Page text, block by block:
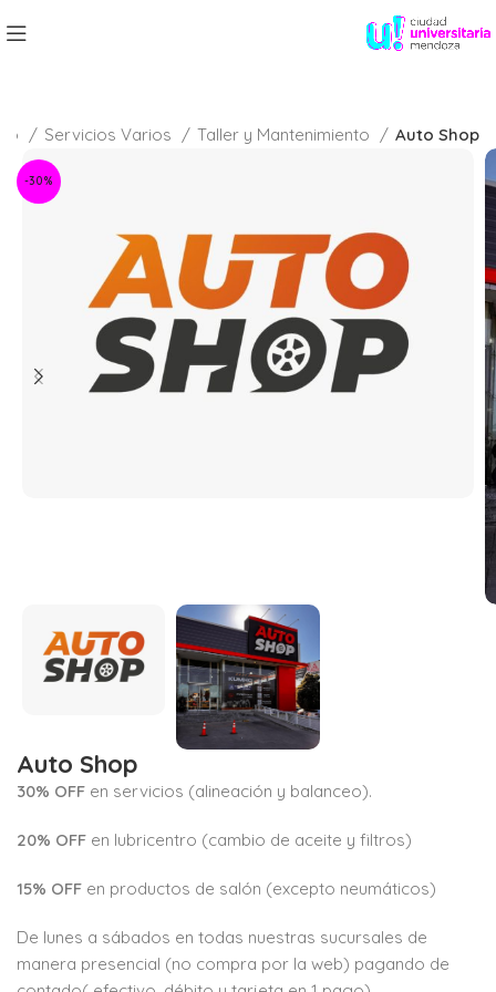
Servicios Varios Taller y Mantenimiento Auto Shop
-30%
Auto Shop
30% OFF en servicios (alineación y balanceo).
20% OFF en lubricentro (cambio de aceite y filtros)
15% OFF en productos de salón (excepto neumáticos)
De lunes a sábados en todas nuestras sucursales de
manera presencial (no compra por la web) pagando de